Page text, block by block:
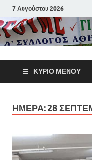
7 Αυγούστου 2026
ΚΎΡΙΟ ΜΕΝΟΎ
ΗΜΈΡΑ:28